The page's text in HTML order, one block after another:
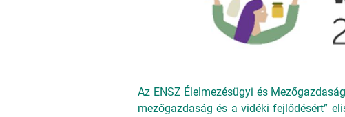
Az ENSZ Élelmezésügyi és
mezőgazdaság és a vidéki fejlődésért”